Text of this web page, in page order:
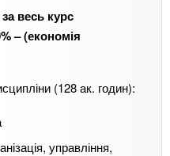
весь курс
– (економія
(128 ак. годин):
управління,